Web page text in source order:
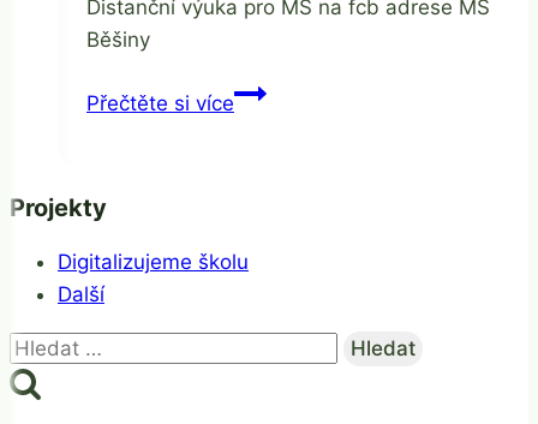
Distanční výuka pro MŠ na fcb adrese MŠ
Běšiny
Přečtěte si víceDistanční
Projekty
Digitalizujeme školu
Další
Vyhledávání